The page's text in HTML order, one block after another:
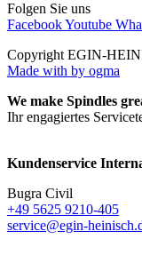
Folgen Sie uns
FacebookYoutube
Copyright EGIN-
Made with by ogma
We make Spindles
Ihr engagiertes
Kundenservice
Bugra Civil
+49 5625 9210-405
service@egin-